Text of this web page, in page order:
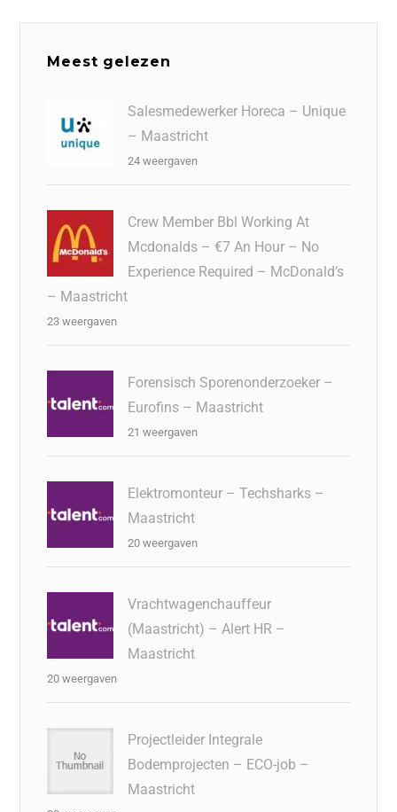
Meest gelezen
Salesmedewerker Horeca – Unique
– Maastricht
24 weergaven
Crew Member Bbl Working At
Mcdonalds – €7 An Hour – No
Experience Required – McDonald’s
– Maastricht
23 weergaven
Forensisch Sporenonderzoeker –
Eurofins – Maastricht
21 weergaven
Elektromonteur – Techsharks –
Maastricht
20 weergaven
Vrachtwagenchauffeur
(Maastricht) – Alert HR –
Maastricht
20 weergaven
Projectleider Integrale
Bodemprojecten – ECO-job –
Maastricht